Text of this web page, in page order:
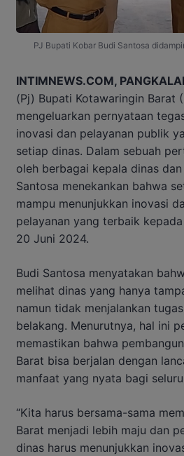
PJ Bupati Kobar Budi Santosa
INTIMNEWS.COM,
(Pj) Bupati Kotawaringin Barat
mengeluarkan pernyataan
inovasi dan pelayanan publik
setiap dinas. Dalam sebuah
oleh berbagai kepala dinas
Santosa menekankan bahwa
mampu menunjukkan inovasi
pelayanan yang terbaik
20 Juni 2024.
Budi Santosa menyatakan
melihat dinas yang hanya
namun tidak menjalankan
belakang. Menurutnya, hal ini
memastikan bahwa
Barat bisa berjalan dengan
manfaat yang nyata bagi
“Kita harus bersama-sama
Barat menjadi lebih maju dan
dinas harus menunjukkan